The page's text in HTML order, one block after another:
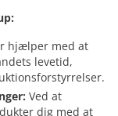
hjælper med at
levetid,
Ved at
dig med at